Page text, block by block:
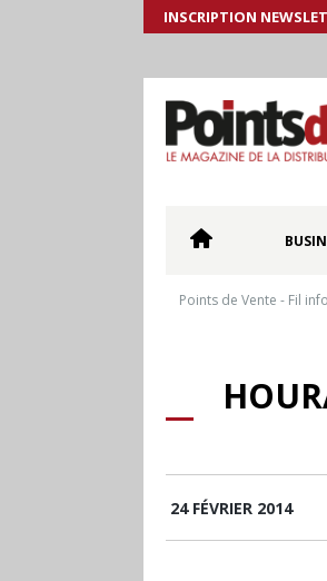
INSCRIPTION
Points de Vente - Fil info
24 FÉVRIER 2014